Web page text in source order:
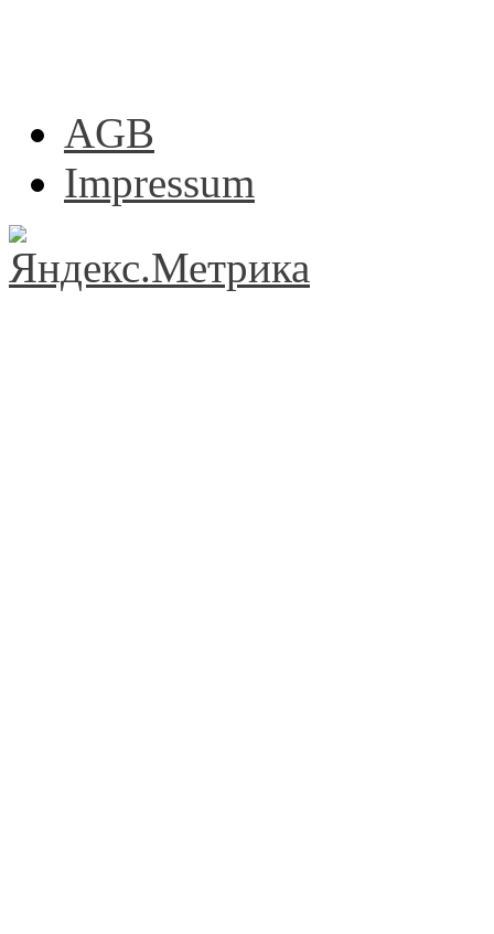
AGB
Impressum